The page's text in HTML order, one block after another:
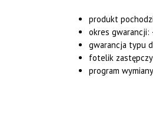
produkt
okres gwarancji:
gwarancja typu
fotelik
program